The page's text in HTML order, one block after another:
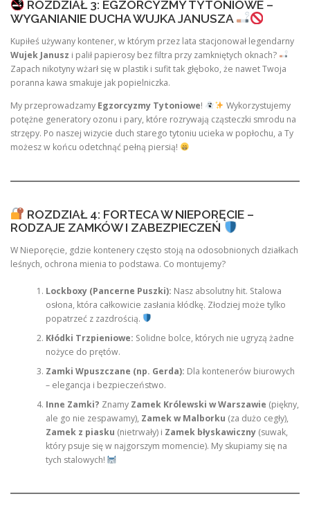
ROZDZIAŁ 3: EGZORCYZMY TYTONIOWE –
WYGANIANIE DUCHA WUJKA JANUSZA
Kupiłeś używany kontener, w którym przez lata stacjonował legendarny
Wujek Janusz i palił papierosy bez filtra przy zamkniętych oknach?
Zapach nikotyny wżarł się w plastik i sufit tak głęboko, że nawet Twoja
poranna kawa smakuje jak popielniczka.
My przeprowadzamy Egzorcyzmy Tytoniowe!
Wykorzystujemy
potężne generatory ozonu i pary, które rozrywają cząsteczki smrodu na
strzępy. Po naszej wizycie duch starego tytoniu ucieka w popłochu, a Ty
możesz w końcu odetchnąć pełną piersią!
ROZDZIAŁ 4: FORTECA W NIEPORĘCIE –
RODZAJE ZAMKÓW I ZABEZPIECZEŃ
W Nieporęcie, gdzie kontenery często stoją na odosobnionych działkach
leśnych, ochrona mienia to podstawa. Co montujemy?
Lockboxy (Pancerne Puszki): Nasz absolutny hit. Stalowa
osłona, która całkowicie zasłania kłódkę. Złodziej może tylko
popatrzeć z zazdrością.
Kłódki Trzpieniowe: Solidne bolce, których nie ugryzą żadne
nożyce do prętów.
Zamki Wpuszczane (np. Gerda): Dla kontenerów biurowych
– elegancja i bezpieczeństwo.
Inne Zamki? Znamy Zamek Królewski w Warszawie (piękny,
ale go nie zespawamy), Zamek w Malborku (za dużo cegły),
Zamek z piasku (nietrwały) i Zamek błyskawiczny(suwak,
który psuje się w najgorszym momencie). My skupiamy się na
tych stalowych!